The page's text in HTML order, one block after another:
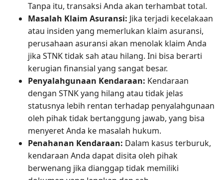
Tanpa itu, transaksi Anda akan terhambat total.
Masalah Klaim Asuransi: Jika terjadi kecelakaan
atau insiden yang memerlukan klaim asuransi,
perusahaan asuransi akan menolak klaim Anda
jika STNK tidak sah atau hilang. Ini bisa berarti
kerugian finansial yang sangat besar.
Penyalahgunaan Kendaraan: Kendaraan
dengan STNK yang hilang atau tidak jelas
statusnya lebih rentan terhadap penyalahgunaan
oleh pihak tidak bertanggung jawab, yang bisa
menyeret Anda ke masalah hukum.
Penahanan Kendaraan: Dalam kasus terburuk,
kendaraan Anda dapat disita oleh pihak
berwenang jika dianggap tidak memiliki